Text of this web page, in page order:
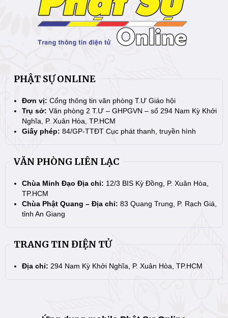
PHẬT SỰ ONLINE
Đơn vị: Cổng thông tin văn phòng T.Ư Giáo hội
Trụ sở: Văn phòng 2 T.Ư – GHPGVN – số 294 Nam Kỳ Khởi
Nghĩa, P. Xuân Hòa, TP.HCM
Giấy phép: 84/GP-TTĐT Cục phát thanh, truyền hình
VĂN PHÒNG LIÊN LẠC
Chùa Minh Đạo Địa chỉ: 12/3 BIS Kỳ Đồng, P. Xuân Hòa,
TP.HCM
Chùa Phật Quang – Địa chỉ: 83 Quang Trung, P. Rạch Giá,
tỉnh An Giang
TRANG TIN ĐIỆN TỬ
Địa chỉ: 294 Nam Kỳ Khởi Nghĩa, P. Xuân Hòa, TP.HCM